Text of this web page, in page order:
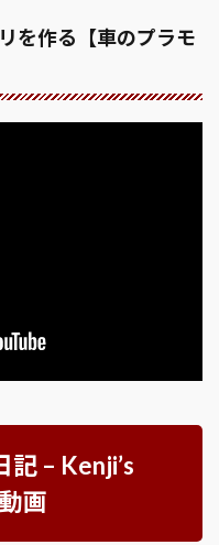
を作る【車のプラモ
記 – Kenji’s
画